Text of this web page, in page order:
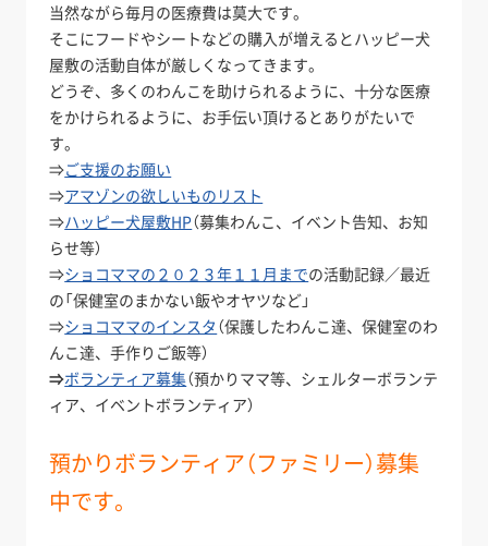
当然ながら毎月の医療費は莫大です。
そこにフードやシートなどの購入が増えるとハッピー犬
屋敷の活動自体が厳しくなってきます。
どうぞ、多くのわんこを助けられるように、十分な医療
をかけられるように、お手伝い頂けるとありがたいで
す。
⇒ご支援のお願い
⇒アマゾンの欲しいものリスト
⇒ハッピー犬屋敷HP（募集わんこ、イベント告知、お知
らせ等）
⇒ショコママの２０２３年１１月までの活動記録／最近
の「保健室のまかない飯やオヤツなど」
⇒ショコママのインスタ （保護したわんこ達、保健室のわ
んこ達、手作りご飯等）
⇒ボランティア募集（預かりママ等、シェルターボランテ
ィア、イベントボランティア）
預かりボランティア（ファミリー）募集
中です。